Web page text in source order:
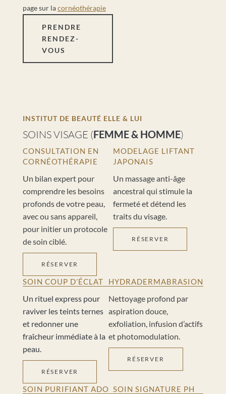
page sur lacornéothérapie
PRENDRE
RENDEZ-
VOUS
INSTITUT DE BEAUTÉ ELLE & LUI
SOINS VISAGE (FEMME & HOMME)
CONSULTATION EN
CORNÉOTHÉRAPIE
Un bilan expert pour
comprendre les besoins
profonds de votre peau,
avec ou sans appareil,
pour initier un protocole
de soin ciblé.
RÉSERVER
MODELAGE LIFTANT
JAPONAIS
Un massage anti-âge
ancestral qui stimule la
fermeté et détend les
traits du visage.
RÉSERVER
SOIN COUP D’ÉCLAT
Un rituel express pour
raviver les teints ternes
et redonner une
fraîcheur immédiate à la
peau.
RÉSERVER
HYDRADERMABRASION
Nettoyage profond par
aspiration douce,
exfoliation, infusion d’actifs
et photomodulation.
RÉSERVER
SOIN PURIFIANT ADO SOIN SIGNATURE PH